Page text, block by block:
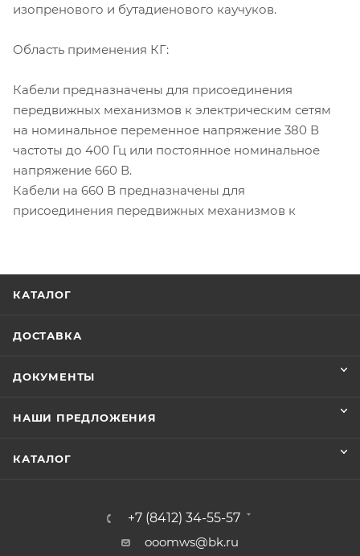
изопренового и бутадиенового каучуков.
Область применения КГ:
Кабели предназначены для присоединения
передвижных механизмов к электрическим сетям
на номинальное переменное напряжение 380 В
частоты до 400 Гц или постоянное номинальное
напряжение 660 В.
Кабели на 660 В предназначены для
присоединения передвижных механизмов к
КАТАЛОГ
ДОСТАВКА
ДОКУМЕНТЫ
НАШИ ПРЕДЛОЖЕНИЯ
КАТАЛОГ
+7 (8412) 34-55-57
ooomws@bk.ru